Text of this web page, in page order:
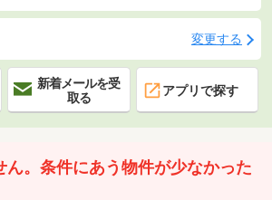
変更する
新着メールを受
取る
アプリで探す
ん。条件にあう物件が少なかった